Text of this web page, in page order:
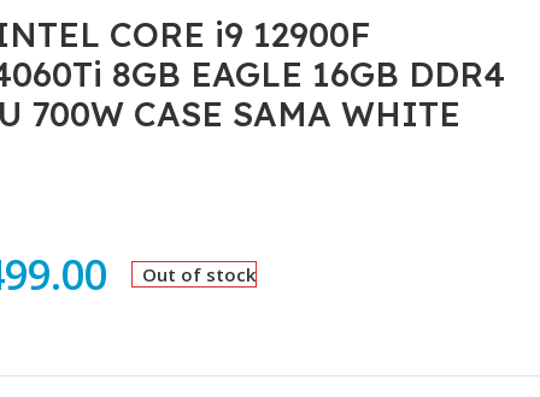
CORE i9 12900F
8GB EAGLE 16GB DDR4
700W CASE SAMA WHITE
Out of stock